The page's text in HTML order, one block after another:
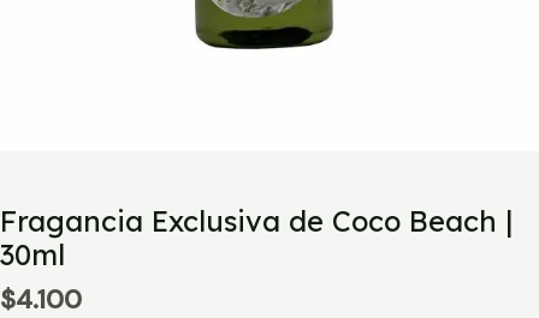
Fragancia Exclusiva de Coco Beach |
30ml
$4.100